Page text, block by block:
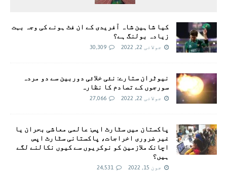
کیا شاہین شاہ آفریدی کے ان فٹ ہونے کی وجہ بہت
زیادہ بولنگ ہے؟
جولائی 22, 2022 30,309
نیوٹران ستارے: نئی خلائی دوربین سے دو مردہ
سورجوں کے تصادم کا نظارہ
جولائی 22, 2022 27,066
پاکستان میں سٹارٹ اپس: عالمی معاشی بحران یا
غیر ضروری اخراجات، پاکستانی سٹارٹ اپس
اچانک ملازمین کو نوکریوں سے کیوں نکالنے لگے
ہیں؟
جون 15, 2022 24,531